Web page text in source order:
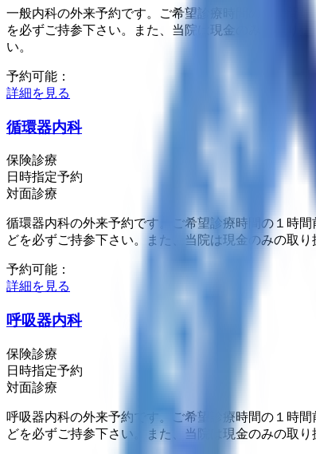
一般内科の外来予約です。ご希望診療時間の１時間
を必ずご持参下さい。また、当院は現金のみの取り
い。
予約可能：
詳細を見る
循環器内科
保険診療
日時指定予約
対面診療
循環器内科の外来予約です。ご希望診療時間の１時
どを必ずご持参下さい。また、当院は現金のみの取
予約可能：
詳細を見る
呼吸器内科
保険診療
日時指定予約
対面診療
呼吸器内科の外来予約です。ご希望診療時間の１時
どを必ずご持参下さい。また、当院は現金のみの取